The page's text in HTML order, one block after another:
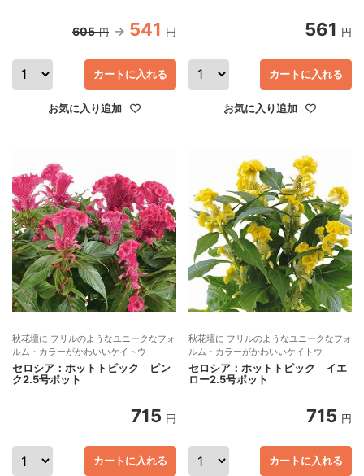
605 円 541 円
カートに入れる
お気に入り追加
561 円
カートに入れる
お気に入り追加
秋花壇に フリルのようなユニークなフォ
ルム・カラーがかわいいケイトウ
セロシア：ホットトピック ピン
ク2.5号ポット
715 円
カートに入れる
秋花壇に フリルのようなユニークなフォ
ルム・カラーがかわいいケイトウ
セロシア：ホットトピック イエ
ロー2.5号ポット
715 円
カートに入れる